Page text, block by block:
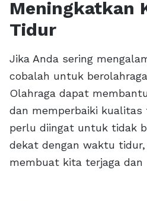
Meningkatkan
Tidur
Jika Anda sering
cobalah untuk
Olahraga dapat
dan memperbaiki kualitas
perlu diingat untuk tidak
dekat dengan waktu
membuat kita terjaga